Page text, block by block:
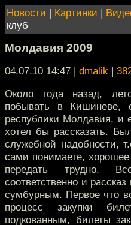
Новости | Картинки |
клуб
Молдавия 2009
04.07.10 14:47 | dmalik |
Около года назад,
побывать в Кишиневе,
республики Молдавия, и
хотел бы рассказать.
служебной надобности,
сами понимаете, хорошее
передать трудно.
соответственно и
сумбурным. Первое что
процесс закупки
подкованным, билеты